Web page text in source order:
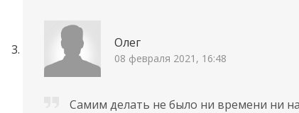
Олег
08 февраля 2021, 16:48
Самим делать не было ни времени ни